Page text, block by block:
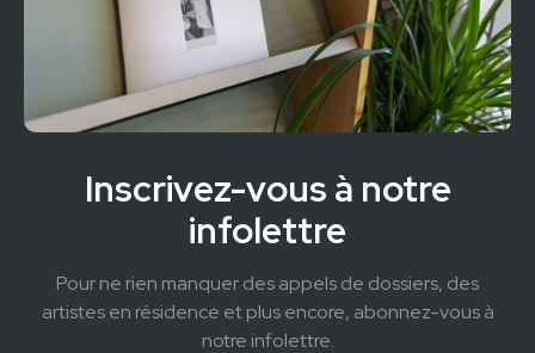
Inscrivez-vous à notre
infolettre
Pour ne rien manquer des appels de dossiers, des
artistes en résidence et plus encore, abonnez-vous à
notre infolettre.